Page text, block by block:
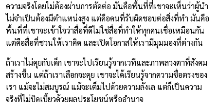
ความจริงโดยไม่ต้องผ่านการตัดต่อ มันคือพื้นที่ที่เขาจะเห็นว่าผู้นำ
ไม่จำเป็นต้องมีตำแหน่งสูง แต่คือคนที่รับผิดชอบต่อสิ่งที่ทำ มันคือ
พื้นที่ที่เขาจะเข้าใจว่าสื่อที่ดีไม่ใช่สื่อที่ทำให้ทุกคนเชื่อเหมือนกัน
แต่คือสื่อที่ชวนให้เราคิด และเปิดโอกาสให้เรามีมุมมองที่ต่างกัน
ถ้าเราไม่คุยกับเด็ก เขาจะไปเรียนรู้จากเวทีและภาพลวงตาที่สังคม
สร้างขึ้น แต่ถ้าเราเลือกจะคุย เขาจะได้เรียนรู้จากความซื่อตรงของ
เรา แม้จะไม่สมบูรณ์ แม้จะเต็มไปด้วยความลังเล แต่ก็เป็นความ
จริงที่ไม่บิดเบี้ยวด้วยผลประโยชน์หรืออำนาจ